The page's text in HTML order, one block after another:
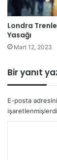
Londra
Yasağı
Mart 12, 2023
Bir yanıt
E-posta